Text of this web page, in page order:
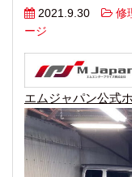
2021.9.30 修
ージ
エムジャパン公式